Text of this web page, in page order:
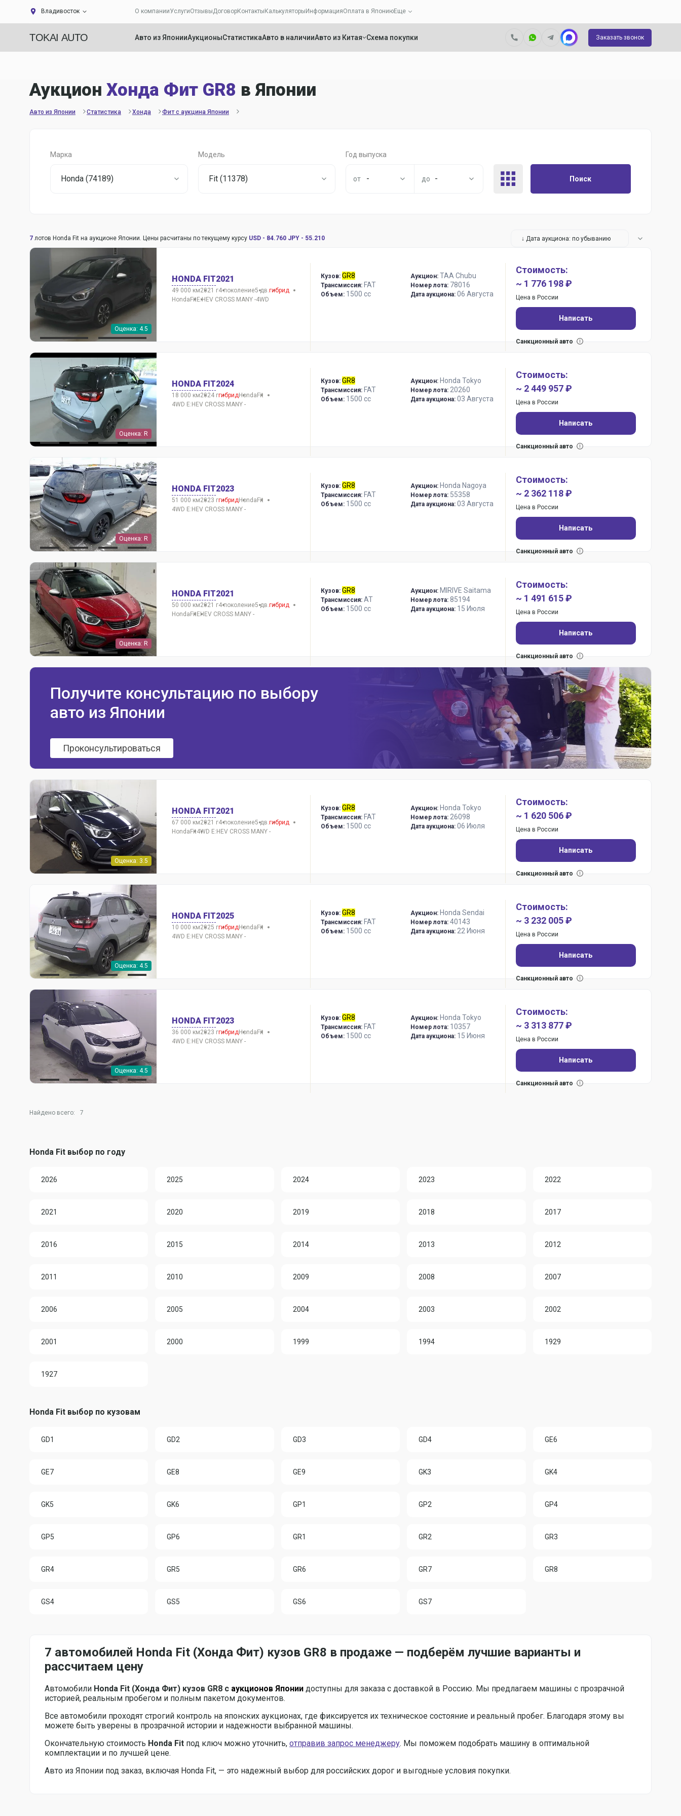
Владивосток О компанииУслугиОтзывыДоговорКонтакты Калькуляторы ИнформацияОплата в ЯпониюЕще
TOKAI AUTO Авто из ЯпонииАукционыСтатистикаАвто в наличииАвто из Китая Схема покупки Заказать звонок
Аукцион Хонда Фит GR8 в Японии
Авто из Японии Статистика Хонда Фит с аукцина Японии
Марка
Honda (74189)
Модель
Fit (11378)
Год выпуска
- - Поиск
7 лотов Honda Fit на аукционе Японии. Цены расчитаны по текущему курсу USD - 84.760 JPY - 55.210 ↓ Дата аукциона: по убыванию
Оценка: 4.5
HONDA FIT2021
49 000 км2021 г4 поколение5 дв.гибрид
Honda Fit E:HEV CROSS MANY -4WD
Кузов: GR8
Трансмиссия: FAT
Объем: 1500 сс
Аукцион: TAA Chubu
Номер лота: 78016
Дата аукциона: 06 Августа
Стоимость:
~ 1 776 198 ₽
Цена в России
Написать
Санкционный авто
Оценка: R
HONDA FIT2024
18 000 км2024 ггибридHonda Fit
4WD E:HEV CROSS MANY -
Кузов: GR8
Трансмиссия: FAT
Объем: 1500 сс
Аукцион: Honda Tokyo
Номер лота: 20260
Дата аукциона: 03 Августа
Стоимость:
~ 2 449 957 ₽
Цена в России
Написать
Санкционный авто
Оценка: R
HONDA FIT2023
51 000 км2023 ггибридHonda Fit
4WD E:HEV CROSS MANY -
Кузов: GR8
Трансмиссия: FAT
Объем: 1500 сс
Аукцион: Honda Nagoya
Номер лота: 55358
Дата аукциона: 03 Августа
Стоимость:
~ 2 362 118 ₽
Цена в России
Написать
Санкционный авто
Оценка: R
HONDA FIT2021
50 000 км2021 г4 поколение5 дв.гибрид
Honda Fit EHEV CROSS MANY -
Кузов: GR8
Трансмиссия: AT
Объем: 1500 сс
Аукцион: MIRIVE Saitama
Номер лота: 85194
Дата аукциона: 15 Июля
Стоимость:
~ 1 491 615 ₽
Цена в России
Написать
Санкционный авто
Получите консультацию по выбору
авто из Японии
Проконсультироваться
Оценка: 3.5
HONDA FIT2021
67 000 км2021 г4 поколение5 дв.гибрид
Honda Fit4WD E:HEV CROSS MANY -
Кузов: GR8
Трансмиссия: FAT
Объем: 1500 сс
Аукцион: Honda Tokyo
Номер лота: 26098
Дата аукциона: 06 Июля
Стоимость:
~ 1 620 506 ₽
Цена в России
Написать
Санкционный авто
Оценка: 4.5
HONDA FIT2025
10 000 км2025 ггибридHonda Fit
4WD E:HEV CROSS MANY -
Кузов: GR8
Трансмиссия: FAT
Объем: 1500 сс
Аукцион: Honda Sendai
Номер лота: 40143
Дата аукциона: 22 Июня
Стоимость:
~ 3 232 005 ₽
Цена в России
Написать
Санкционный авто
Оценка: 4.5
HONDA FIT2023
36 000 км2023 ггибридHonda Fit
4WD E:HEV CROSS MANY -
Кузов: GR8
Трансмиссия: FAT
Объем: 1500 сс
Аукцион: Honda Tokyo
Номер лота: 10357
Дата аукциона: 15 Июня
Стоимость:
~ 3 313 877 ₽
Цена в России
Написать
Санкционный авто
Найдено всего: 7
Honda Fit выбор по году
2026 2025 2024 2023 2022
2021 2020 2019 2018 2017
2016 2015 2014 2013 2012
2011 2010 2009 2008 2007
2006 2005 2004 2003 2002
2001 2000 1999 1994 1929
1927
Honda Fit выбор по кузовам
GD1 GD2 GD3 GD4 GE6
GE7 GE8 GE9 GK3 GK4
GK5 GK6 GP1 GP2 GP4
GP5 GP6 GR1 GR2 GR3
GR4 GR5 GR6 GR7 GR8
GS4 GS5 GS6 GS7
7 автомобилей Honda Fit (Хонда Фит) кузов GR8 в продаже — подберём лучшие варианты и
рассчитаем цену
Автомобили Honda Fit (Хонда Фит) кузов GR8 с аукционов Японии доступны для заказа с доставкой в Россию. Мы предлагаем машины с прозрачной
историей, реальным пробегом и полным пакетом документов.
Все автомобили проходят строгий контроль на японских аукционах, где фиксируется их техническое состояние и реальный пробег. Благодаря этому вы
можете быть уверены в прозрачной истории и надежности выбранной машины.
Окончательную стоимость Honda Fit под ключ можно уточнить, отправив запрос менеджеру. Мы поможем подобрать машину в оптимальной
комплектации и по лучшей цене.
Авто из Японии под заказ, включая Honda Fit, — это надежный выбор для российских дорог и выгодные условия покупки.